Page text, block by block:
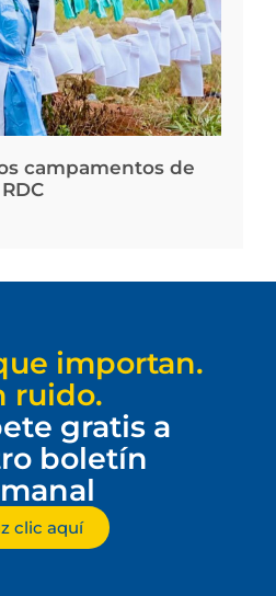
campamentos de
importan.
ruido.
gratis a
boletín
clic aquí